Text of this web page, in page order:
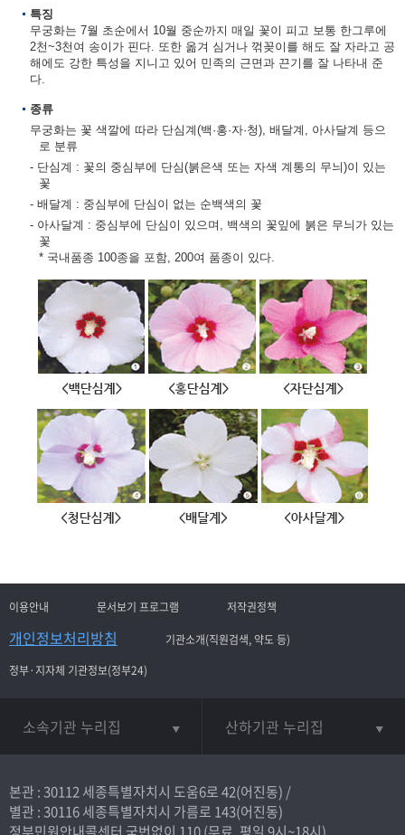
특징
무궁화는 7월 초순에서 10월 중순까지 매일 꽃이 피고 보통 한그루에
2천~3천여 송이가 핀다. 또한 옮겨 심거나 꺾꽂이를 해도 잘 자라고 공
해에도 강한 특성을 지니고 있어 민족의 근면과 끈기를 잘 나타내 준
다.
종류
무궁화는 꽃 색깔에 따라 단심계(백·홍·자·청), 배달계, 아사달계 등으
로 분류
- 단심계 : 꽃의 중심부에 단심(붉은색 또는 자색 계통의 무늬)이 있는
꽃
- 배달계 : 중심부에 단심이 없는 순백색의 꽃
- 아사달계 : 중심부에 단심이 있으며, 백색의 꽃잎에 붉은 무늬가 있는
꽃
* 국내품종 100종을 포함, 200여 품종이 있다.
이용안내 문서보기 프로그램 저작권정책
개인정보처리방침
기관소개(직원검색, 약도 등)
정부·지자체 기관정보(정부24)
소속기관 누리집 산하기관 누리집
본관 : 30112 세종특별자치시 도움6로 42(어진동) /
별관 : 30116 세종특별자치시 가름로 143(어진동)